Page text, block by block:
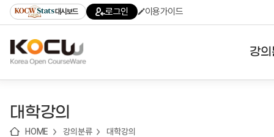
기
기
기
content)
가
대시보드 로그인 이용가이드
강
대학강의
HOME 강의분류 대학강의